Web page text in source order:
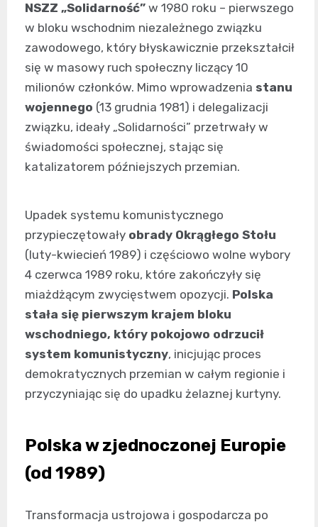
NSZZ „Solidarność” w 1980 roku – pierwszego
w bloku wschodnim niezależnego związku
zawodowego, który błyskawicznie przekształcił
się w masowy ruch społeczny liczący 10
milionów członków. Mimo wprowadzenia stanu
wojennego (13 grudnia 1981) i delegalizacji
związku, ideały „Solidarności” przetrwały w
świadomości społecznej, stając się
katalizatorem późniejszych przemian.
Upadek systemu komunistycznego
przypieczętowały obrady Okrągłego Stołu
(luty-kwiecień 1989) i częściowo wolne wybory
4 czerwca 1989 roku, które zakończyły się
miażdżącym zwycięstwem opozycji. Polska
stała się pierwszym krajem bloku
wschodniego, który pokojowo odrzucił
system komunistyczny, inicjując proces
demokratycznych przemian w całym regionie i
przyczyniając się do upadku żelaznej kurtyny.
Polska w zjednoczonej Europie
(od 1989)
Transformacja ustrojowa i gospodarcza po